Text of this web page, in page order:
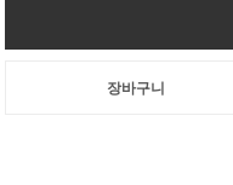
장바구니